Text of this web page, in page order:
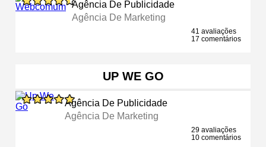
Agência De Publicidade
Agência De Marketing
41 avaliações
17 comentários
UP WE GO
Agência De Publicidade
Agência De Marketing
29 avaliações
10 comentários